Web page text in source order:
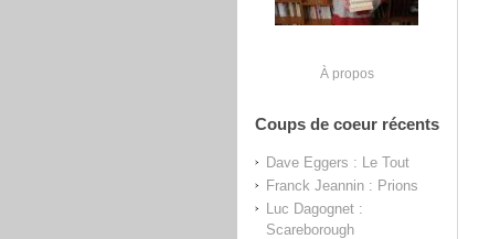
À propos
Coups de coeur récents
Dave Eggers : Le Tout
Franck Jeannin : Prions
Luc Dagognet :
Scareborough